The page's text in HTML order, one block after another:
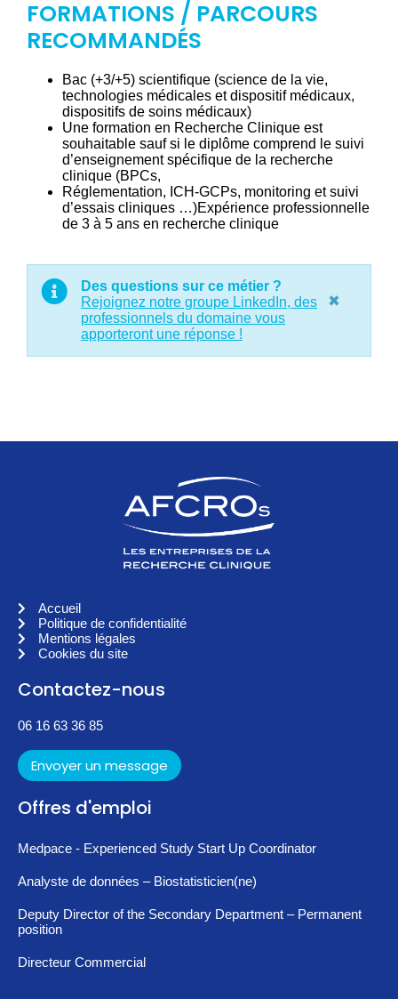
FORMATIONS / PARCOURS
RECOMMANDÉS
Bac (+3/+5) scientifique (science de la vie,
technologies médicales et dispositif médicaux,
dispositifs de soins médicaux)
Une formation en Recherche Clinique est
souhaitable sauf si le diplôme comprend le suivi
d’enseignement spécifique de la recherche
clinique (BPCs,
Réglementation, ICH-GCPs, monitoring et suivi
d’essais cliniques …)Expérience professionnelle
de 3 à 5 ans en recherche clinique
Des questions sur ce métier ?
Rejoignez notre groupe LinkedIn, des
professionnels du domaine vous
apporteront une réponse !
×
Accueil
Politique de confidentialité
Mentions légales
Cookies du site
Contactez-nous
06 16 63 36 85
Envoyer un message
Offres d'emploi
Medpace - Experienced Study Start Up Coordinator
Analyste de données – Biostatisticien(ne)
Deputy Director of the Secondary Department – Permanent
position
Directeur Commercial